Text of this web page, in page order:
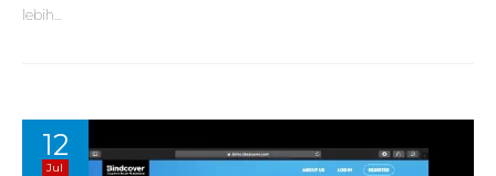
lebih...
12
Jul